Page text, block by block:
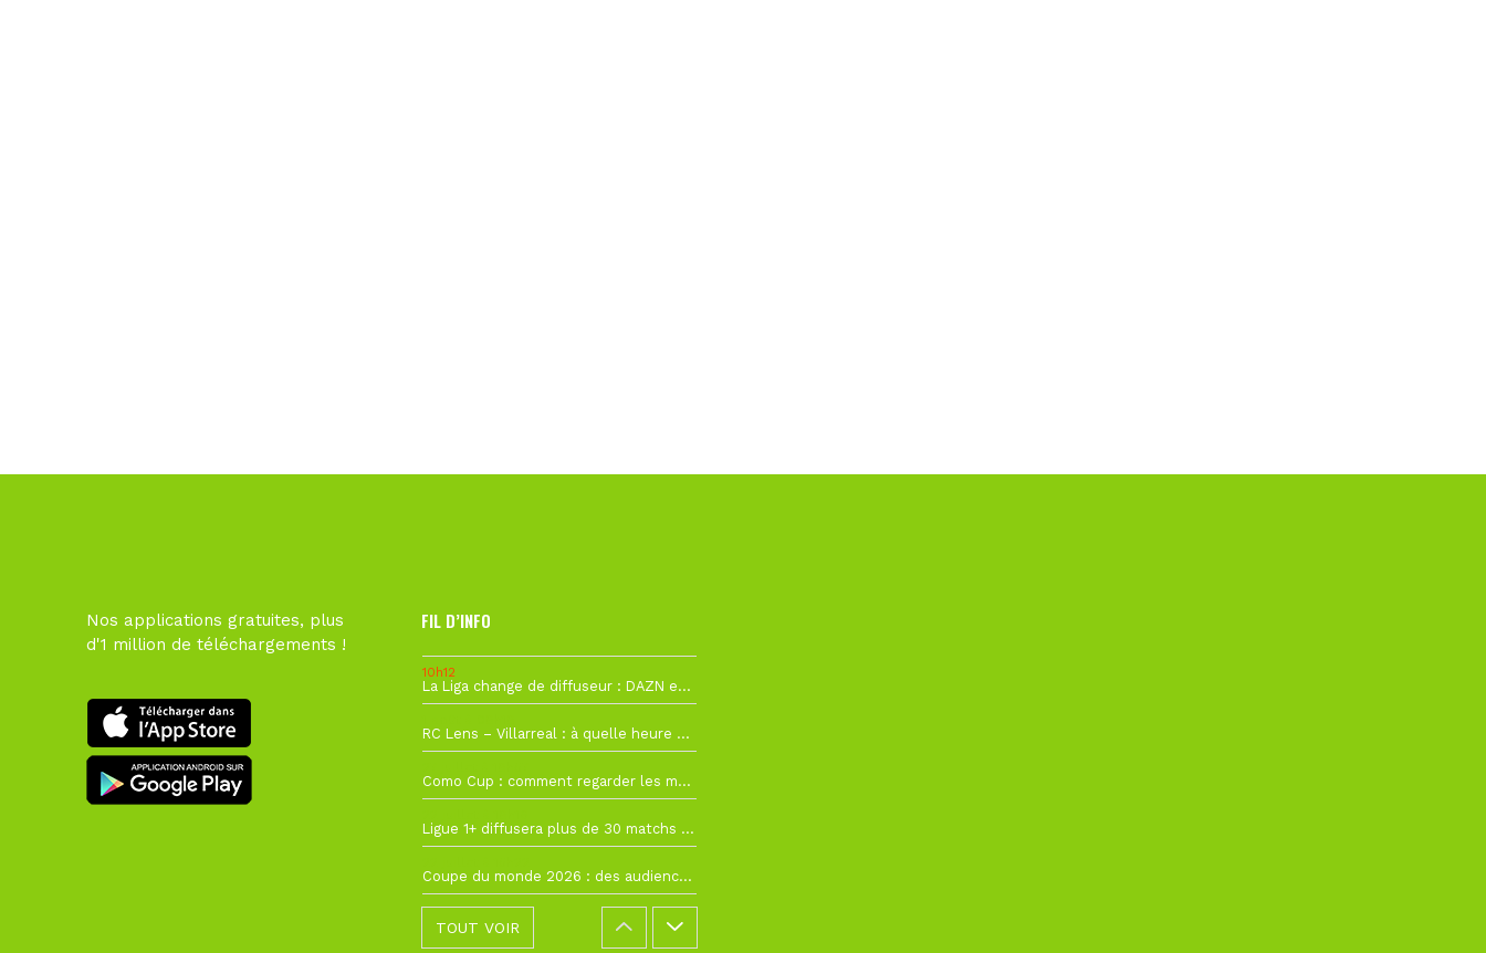
Nos applications gratuites, plus
d'1 million de téléchargements !
FIL D’INFO
10h12
La Liga change de diffuseur : DAZN et Disney+ remplacent beIN Sports !
RC Lens – Villarreal : à quelle heure et sur quelle chaîne voir la finale de la Como Cup ?
Como Cup : comment regarder les matchs du RC Lens en direct ?
Ligue 1+ diffusera plus de 30 matchs amicaux avant la reprise de la Ligue 1
Coupe du monde 2026 : des audiences record, mais M6 devrait perdre très gros !
TOUT VOIR